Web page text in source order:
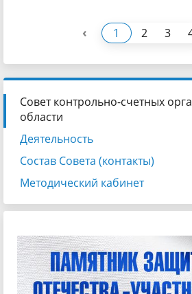
‹ 1 2 3
Совет контрольно-счетных
области
Деятельность
Состав Совета (контакты)
Методический кабинет